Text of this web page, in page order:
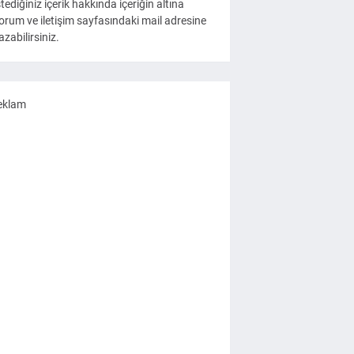
içerik hakkında içeriğin altına
ve iletişim sayfasındaki mail adresine